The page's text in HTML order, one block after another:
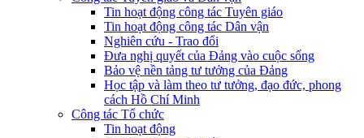
Tin hoạt động công tác Tuyên giáo
Tin hoạt động công tác Dân vận
Nghiên cứu - Trao đổi
Đưa nghị quyết của Đảng vào cuộc sống
Bảo vệ nền tảng tư tưởng của Đảng
Học tập và làm theo tư tưởng, đạo đức, phong
cách Hồ Chí Minh
Công tác Tổ chức
Tin hoạt động